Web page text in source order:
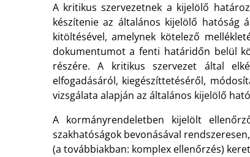
A kritikus szervezetnek a kijelölő
készítenie az általános kijelölő
kitöltésével, amelynek kötelező
dokumentumot a fenti határidőn belül
részére. A kritikus szervezet által
elfogadásáról, kiegészíttetéséről,
vizsgálata alapján az általános kijelölő
A kormányrendeletben kijelölt
szakhatóságok bevonásával
(a továbbiakban: komplex ellenőrzés)